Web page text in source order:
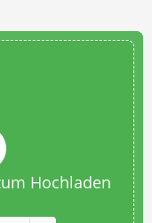
Hochladen